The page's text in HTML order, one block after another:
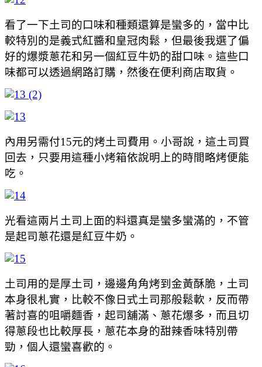
看了一下土司的口味和種類還算是蠻多的，當中比
較特別的是義式紅醬和皇冠肉鬆，但最後我選了偏
好的爆漿蔥花和另一個紅豆牛奶的甜口味。這些口
味都可以透過網路訂購，然後在便利商店取貨。
內用另需付15元的烤土司費用。小哥說，這土司買
回去，只要用這種小烤箱依說明上的時間略烤便能
吃。
光看這兩片土司上面的料還真是蠻多蠻滿的，不管
是起司蔥花還是紅豆牛奶。
土司用的是厚土司，邊邊角角烤到金黃酥脆，土司
本身很札實，比較不像日式土司那般鬆軟，反而帶
著討喜的咀嚼麵香，起司舖滿、蔥花爆多，而且切
得蔥段也比較厚長，蔥花本身的甜辣香味特別帶
勁，個人還蠻喜歡的。